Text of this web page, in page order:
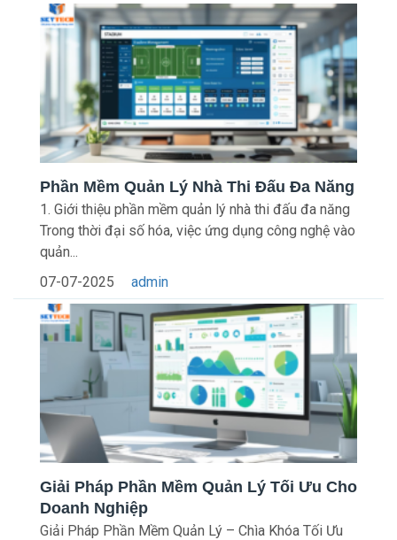
Phần Mềm Quản Lý Nhà Thi Đấu Đa Năng
1. Giới thiệu phần mềm quản lý nhà thi đấu đa năng
Trong thời đại số hóa, việc ứng dụng công nghệ vào
quản...
07-07-2025
admin
Giải Pháp Phần Mềm Quản Lý Tối Ưu Cho
Doanh Nghiệp
Giải Pháp Phần Mềm Quản Lý – Chìa Khóa Tối Ưu